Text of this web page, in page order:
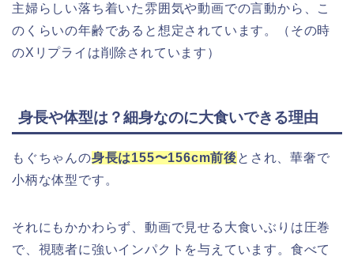
主婦らしい落ち着いた雰囲気や動画での言動から、こ
のくらいの年齢であると想定されています。（その時
のXリプライは削除されています）
身長や体型は？細身なのに大食いできる理由
もぐちゃんの身長は155〜156cm前後とされ、華奢で
小柄な体型です。
それにもかかわらず、動画で見せる大食いぶりは圧巻
で、視聴者に強いインパクトを与えています。食べて